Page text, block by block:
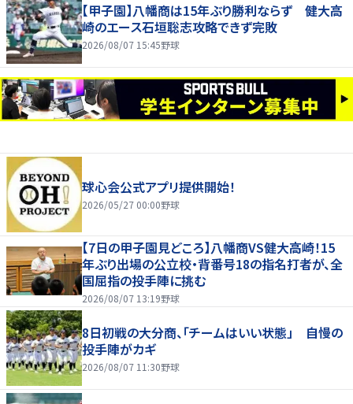
【甲子園】八幡商は15年ぶり勝利ならず 健大高
崎のエース石垣聡志攻略できず完敗
2026/08/07 15:45野球
球心会公式アプリ提供開始！
2026/05/27 00:00野球
【7日の甲子園見どころ】八幡商VS健大高崎！15
年ぶり出場の公立校・背番号18の指名打者が、全
国屈指の投手陣に挑む
2026/08/07 13:19野球
8日初戦の大分商、「チームはいい状態」 自慢の
投手陣がカギ
2026/08/07 11:30野球